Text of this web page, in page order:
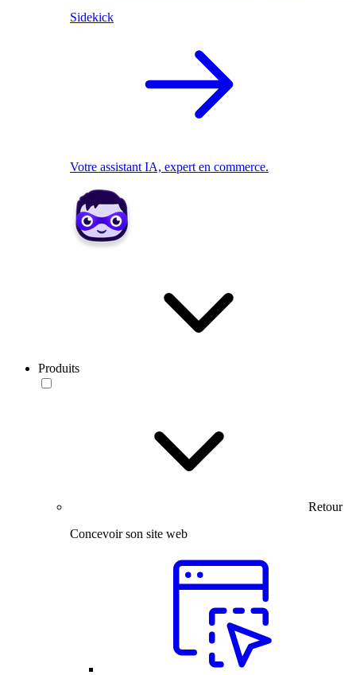
Sidekick
Votre assistant IA, expert en commerce.
Produits
Retour
Concevoir son site web